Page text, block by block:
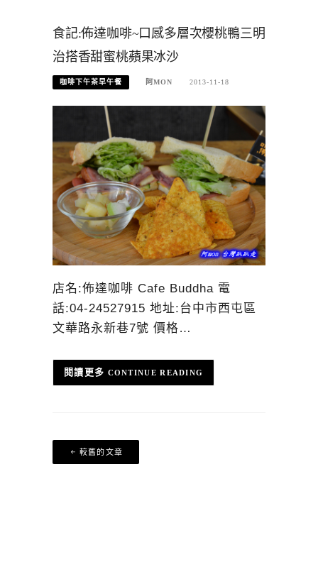
食記:佈達咖啡~口感多層次櫻桃鴨三明
治搭香甜蜜桃蘋果冰沙
咖啡下午茶早午餐 阿MON 2013-11-18
店名:佈達咖啡 Cafe Buddha 電
話:04-24527915 地址:台中市西屯區
文華路永新巷7號 價格…
CONTINUE READING
文
章
較舊的文章